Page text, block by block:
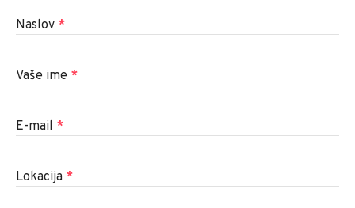
Naslov *
Vaše ime *
E-mail *
Lokacija *